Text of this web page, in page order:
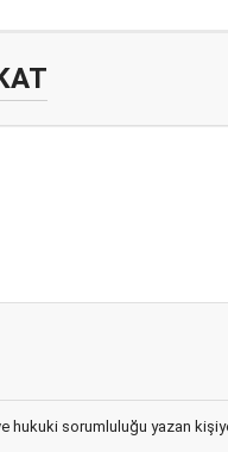
hukuki sorumluluğu yazan